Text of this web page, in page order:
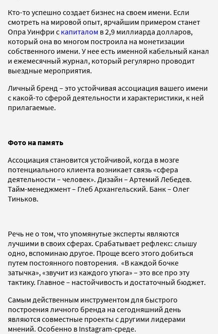
Кто-то успешно создает бизнес на своем имени. Если
смотреть на мировой опыт, ярчайшим примером станет
Опра Уинфри с капиталом в 2,9 миллиарда долларов,
который она во многом построила на монетизации
собственного имени. У нее есть именной кабельный канал
и ежемесячный журнал, который регулярно проводит
выездные мероприятия.
Личный бренд – это устойчивая ассоциация вашего имени
с какой-то сферой деятельности и характеристики, к ней
прилагаемые.
Фото на память
Ассоциация становится устойчивой, когда в мозге
потенциального клиента возникает связь «сфера
деятельности – человек». Дизайн – Артемий Лебедев.
Тайм-менеджмент – Глеб Архангельский. Банк – Олег
Тиньков.
Речь не о том, что упомянутые эксперты являются
лучшими в своих сферах. Срабатывает рефлекс: слышу
одно, вспоминаю другое. Проще всего этого добиться
путем постоянного повторения. «В каждой бочке
затычка», «звучит из каждого утюга» – это все про эту
тактику. Главное – настойчивость и достаточный бюджет.
Самым действенным инструментом для быстрого
построения личного бренда на сегодняшний день
являются совместные проекты с другими лидерами
мнений. Особенно в Instagram-среде.